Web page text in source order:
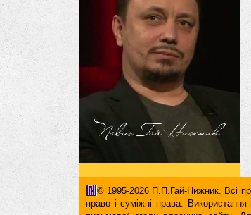
© 1995-2026 П.П.Гай-Нижник. Всі
право і суміжні права.
письмової згоди власника сайту.
гіперпосилання повинні міститися